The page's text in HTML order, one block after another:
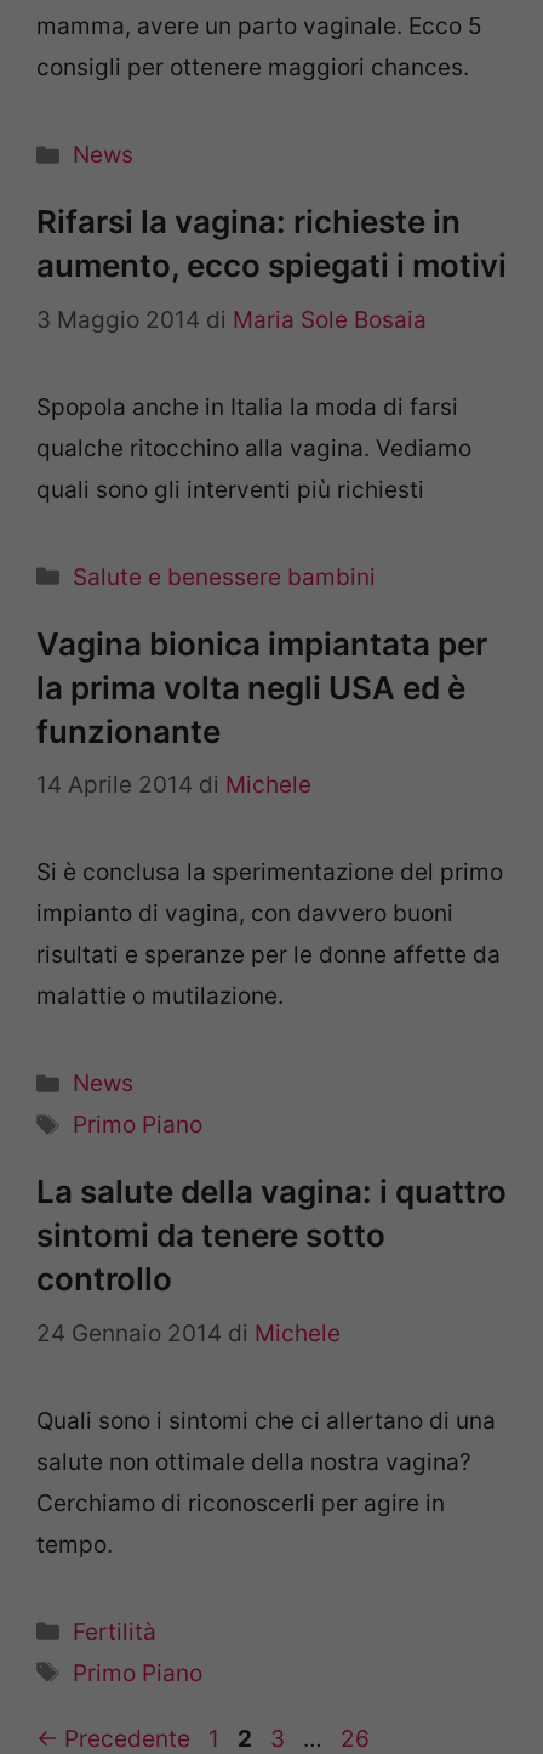
mamma, avere un parto vaginale. Ecco 5
consigli per ottenere maggiori chances.
Categorie
News
Rifarsi la vagina: richieste in
aumento, ecco spiegati i motivi
3 Maggio 2014 di Maria Sole Bosaia
Spopola anche in Italia la moda di farsi
qualche ritocchino alla vagina. Vediamo
quali sono gli interventi più richiesti
Categorie
Salute e benessere bambini
Vagina bionica impiantata per
la prima volta negli USA ed è
funzionante
14 Aprile 2014 di Michele
Si è conclusa la sperimentazione del primo
impianto di vagina, con davvero buoni
risultati e speranze per le donne affette da
malattie o mutilazione.
Categorie
News
Tag
Primo Piano
La salute della vagina: i quattro
sintomi da tenere sotto
controllo
24 Gennaio 2014 di Michele
Quali sono i sintomi che ci allertano di una
salute non ottimale della nostra vagina?
Cerchiamo di riconoscerli per agire in
tempo.
Categorie
Fertilità
Tag
Primo Piano
← Precedente Pagina
1 Pagina
2 Pagina
3 … Pagina
26